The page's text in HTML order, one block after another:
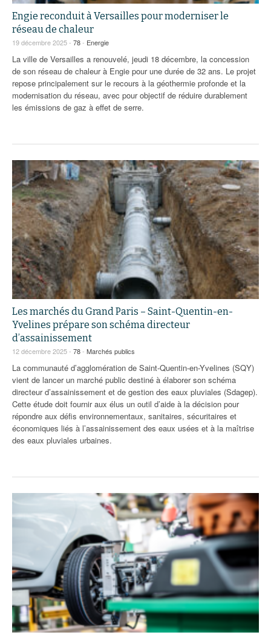
Engie reconduit à Versailles pour moderniser le
réseau de chaleur
19 décembre 2025 - 78- Energie
La ville de Versailles a renouvelé, jeudi 18 décembre, la concession
de son réseau de chaleur à Engie pour une durée de 32 ans. Le projet
repose principalement sur le recours à la géothermie profonde et la
modernisation du réseau, avec pour objectif de réduire durablement
les émissions de gaz à effet de serre.
Les marchés du Grand Paris – Saint-Quentin-en-
Yvelines prépare son schéma directeur
d’assainissement
12 décembre 2025 - 78- Marchés publics
La communauté d’agglomération de Saint-Quentin-en-Yvelines (SQY)
vient de lancer un marché public destiné à élaborer son schéma
directeur d’assainissement et de gestion des eaux pluviales (Sdagep).
Cette étude doit fournir aux élus un outil d’aide à la décision pour
répondre aux défis environnementaux, sanitaires, sécuritaires et
économiques liés à l’assainissement des eaux usées et à la maîtrise
des eaux pluviales urbaines.